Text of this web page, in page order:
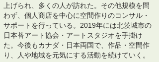
上げられ、多くの人が訪れた。その他規模を問
わず、個人商店を中心に空間作りのコンサル・
サポートを行っている。2019年には北茨城市の
日本苔アート協会・アートスタジオを手掛け
た。今後もカナダ・日本両国で、作品・空間作
り、人や地域を元気にする活動を続けていく。